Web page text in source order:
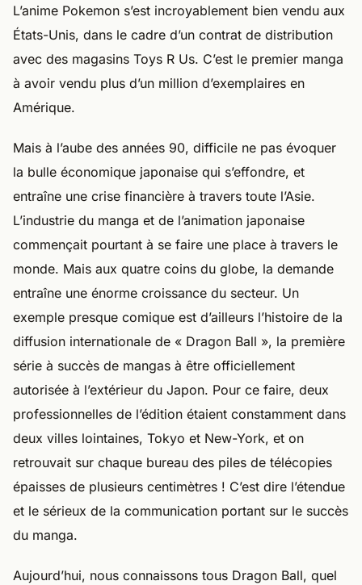
L’anime Pokemon s’est incroyablement bien vendu aux
États-Unis, dans le cadre d’un contrat de distribution
avec des magasins Toys R Us. C’est le premier manga
à avoir vendu plus d’un million d’exemplaires en
Amérique.
Mais à l’aube des années 90, difficile ne pas évoquer
la bulle économique japonaise qui s’effondre, et
entraîne une crise financière à travers toute l’Asie.
L’industrie du manga et de l’animation japonaise
commençait pourtant à se faire une place à travers le
monde. Mais aux quatre coins du globe, la demande
entraîne une énorme croissance du secteur. Un
exemple presque comique est d’ailleurs l’histoire de la
diffusion internationale de « Dragon Ball », la première
série à succès de mangas à être officiellement
autorisée à l’extérieur du Japon. Pour ce faire, deux
professionnelles de l’édition étaient constamment dans
deux villes lointaines, Tokyo et New-York, et on
retrouvait sur chaque bureau des piles de télécopies
épaisses de plusieurs centimètres ! C’est dire l’étendue
et le sérieux de la communication portant sur le succès
du manga.
Aujourd’hui, nous connaissons tous Dragon Ball, quel